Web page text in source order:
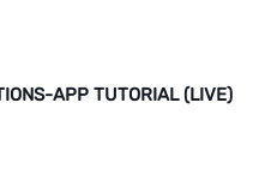
APP TUTORIAL (LIVE)